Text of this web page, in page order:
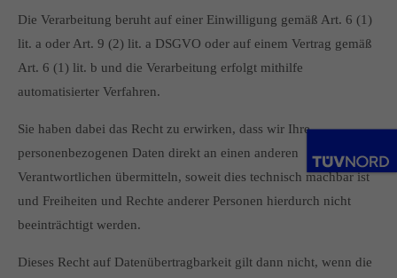
Die Verarbeitung beruht auf einer Einwilligung gemäß Art. 6 (1)
lit. a oder Art. 9 (2) lit. a DSGVO oder auf einem Vertrag gemäß
Art. 6 (1) lit. b und die Verarbeitung erfolgt mithilfe
automatisierter Verfahren.
Sie haben dabei das Recht zu erwirken, dass wir Ihre
personenbezogenen Daten direkt an einen anderen
Verantwortlichen übermitteln, soweit dies technisch machbar ist
und Freiheiten und Rechte anderer Personen hierdurch nicht
beeinträchtigt werden.
Dieses Recht auf Datenübertragbarkeit gilt dann nicht, wenn die